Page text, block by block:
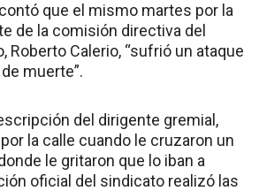
que el mismo martes por la
de la comisión directiva del
Roberto Calerio, “sufrió un ataque
muerte”.
del dirigente gremial,
la calle cuando le cruzaron un
le gritaron que lo iban a
oficial del sindicato realizó las